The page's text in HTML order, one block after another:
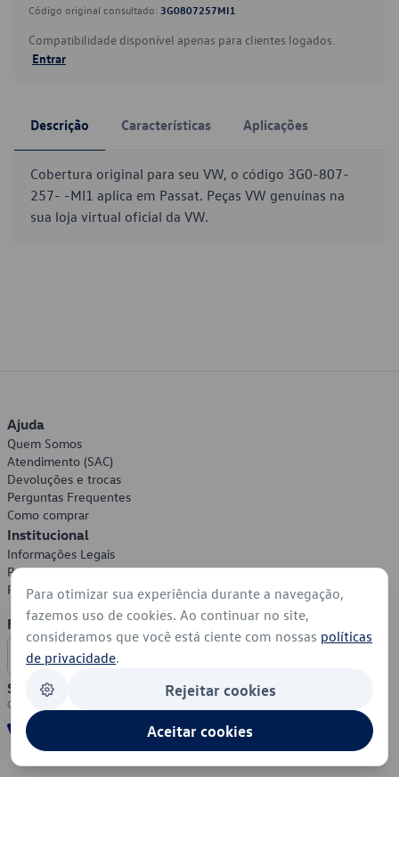
Código original consultado: 3G0807257MI1
Compatibilidade disponível apenas para clientes logados.
Entrar
Descrição Características Aplicações
Cobertura original para seu VW, o código 3G0-807-
257- -MI1 aplica em Passat. Peças VW genuínas na
sua loja virtual oficial da VW.
Ajuda
Quem Somos
Atendimento (SAC)
Devoluções e trocas
Perguntas Frequentes
Como comprar
Institucional
Informações Legais
Política de Privacidade
Política de Cookies
Formas de Pagamento
Segurança
Para otimizar sua experiência durante a navegação,
fazemos uso de cookies. Ao continuar no site,
consideramos que você está ciente com nossas políticas
de privacidade.
Rejeitar cookies
Aceitar cookies